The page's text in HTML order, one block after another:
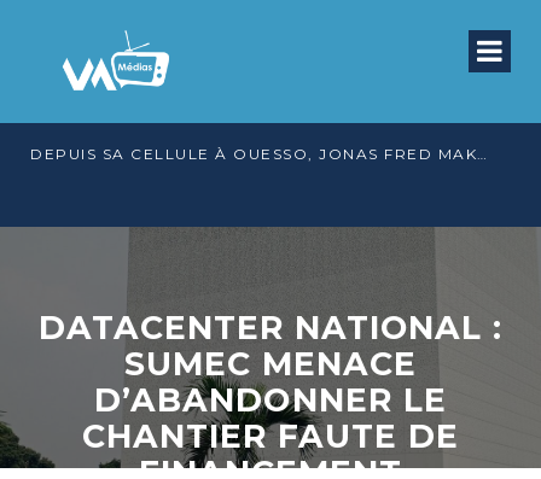
DEPUIS SA CELLULE À OUESSO, JONAS FRED MAKITA DÉNONCE CE QU’IL QUALIFIE DE DÉNI DE JUSTICE
DATACENTER NATIONAL :
SUMEC MENACE
D’ABANDONNER LE
CHANTIER FAUTE DE
FINANCEMENT